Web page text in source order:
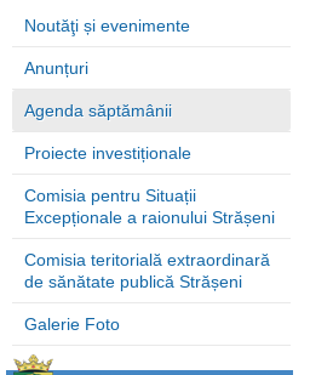
Noutăţi și evenimente
Anunțuri
Agenda săptămânii
Proiecte investiționale
Comisia pentru Situații
Excepționale a raionului Strășeni
Comisia teritorială extraordinară
de sănătate publică Strășeni
Galerie Foto